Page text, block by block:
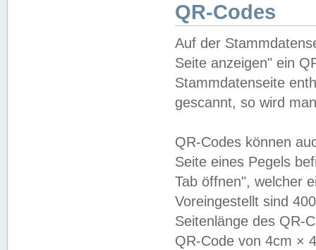
QR-Codes
Auf der
Seite anzeigen" ein
Stammdatenseite
gescannt, so wird
QR-Codes können
Seite eines Pegels
Tab öffnen", welcher
Voreingestellt sind
Seitenlänge des QR-
QR-Code von 4cm ×